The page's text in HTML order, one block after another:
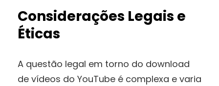
Considerações Legais e
Éticas
A questão legal em torno do download
de vídeos do YouTube é complexa e varia